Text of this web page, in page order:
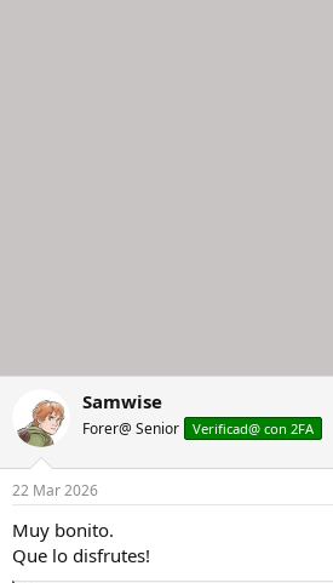
Samwise
Forer@ Senior Verificad@ con 2FA
22 Mar 2026
Muy bonito.
Que lo disfrutes!